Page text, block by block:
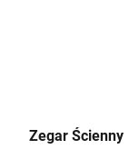
Zegar Ścienny